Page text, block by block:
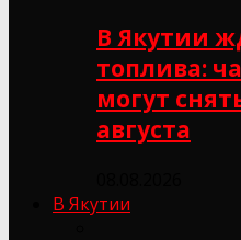
В Якутии
топлива:
могут
августа
В Якутии